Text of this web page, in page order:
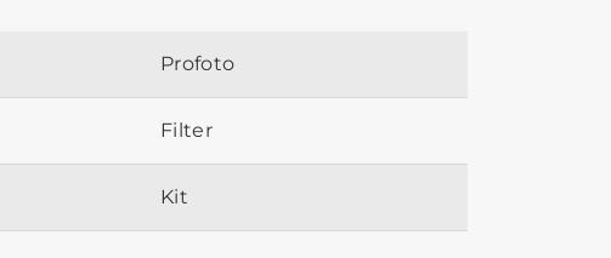
Profoto
Filter
Kit